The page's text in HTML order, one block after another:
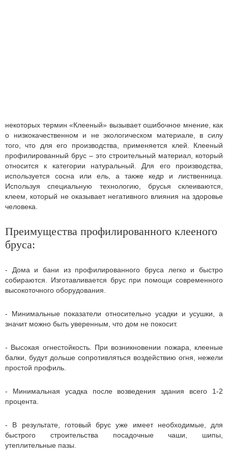
некоторых термин «Клееный» вызывает ошибочное мнение, как
о низкокачественном и не экологическом материале, в силу
того, что для его производства, применяется клей. Клееный
профилированный брус – это строительный материал, который
относится к категории натуральный. Для его производства,
используется сосна или ель, а также кедр и лиственница.
Используя специальную технологию, брусья склеиваются,
клеем, который не оказывает негативного влияния на здоровье
человека.
Преимущества профилированного клееного
бруса:
- Дома и бани из профилированного бруса легко и быстро
собираются. Изготавливается брус при помощи современного
высокоточного оборудования.
- Минимальные показатели относительно усадки и усушки, а
значит можно быть уверенным, что дом не покосит.
- Высокая огнестойкость. При возникновении пожара, клееные
балки, будут дольше сопротивляться воздействию огня, нежели
простой профиль.
- Минимальная усадка после возведения здания всего 1-2
процента.
- В результате, готовый брус уже имеет необходимые, для
быстрого строительства посадочные чаши, шипы,
утеплительные пазы.